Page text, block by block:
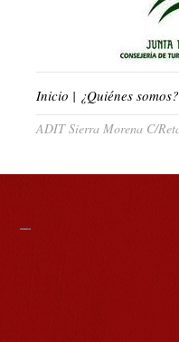
Inicio | ¿Quiénes somos?
ADIT Sierra Morena C/